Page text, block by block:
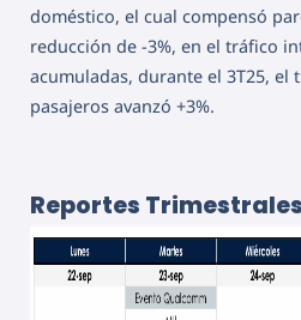
doméstico, el cual compensó
reducción de -3%, en el tráfico
acumuladas, durante el 3T25, el
pasajeros avanzó +3%.
Reportes